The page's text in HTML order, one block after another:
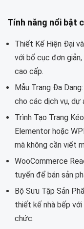
Tính năng nổi bật
Thiết Kế Hiện Đại
với bố cục đơn
cao cấp.
Mẫu Trang Đa
cho các dịch vụ, dự
Trình Tạo Trang
Elementor hoặc
mà không cần viết
WooCommerce
tuyến để bán sản
Bộ Sưu Tập Sản
thiết kế nhà bếp với
chức.